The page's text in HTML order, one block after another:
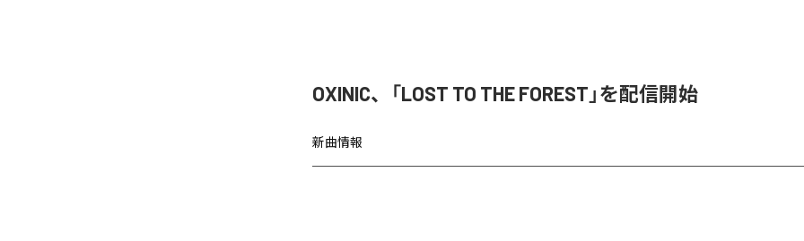
OXINIC、「LOST TO THE FOREST」を配信開始
新曲情報